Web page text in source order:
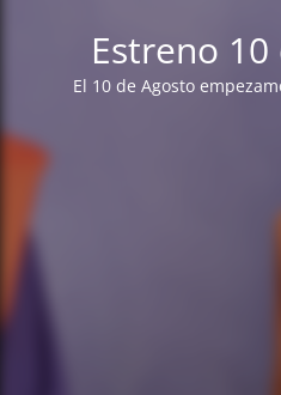
Estreno
El 10 de Agosto